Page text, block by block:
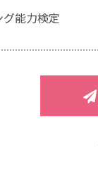
能力検定